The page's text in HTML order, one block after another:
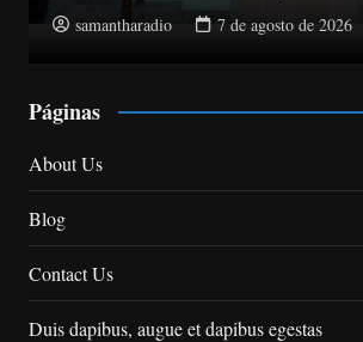
samantharadio 7 de agosto de 2026
Páginas
About Us
Blog
Contact Us
Duis dapibus, augue et dapibus egestas